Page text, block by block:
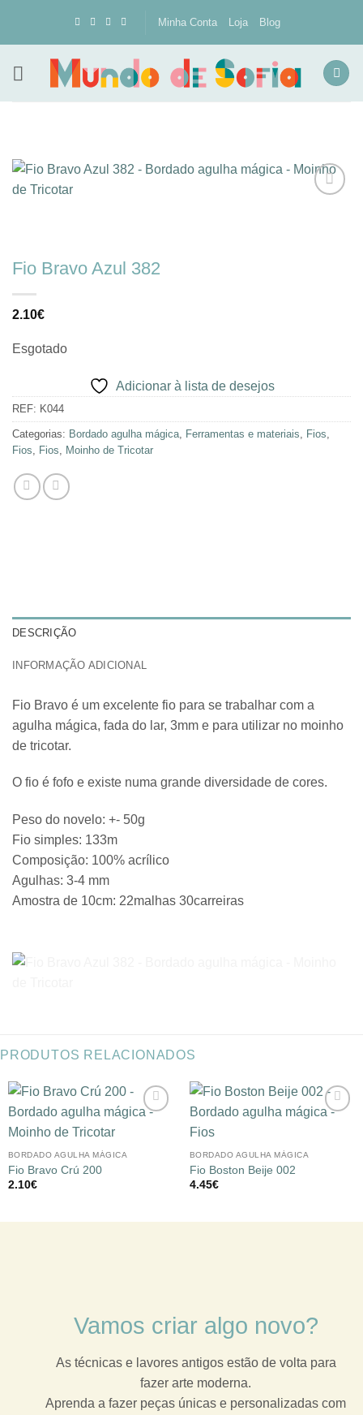
Minha Conta Loja Blog
Fio Bravo Azul 382
2.10€
Esgotado
Adicionar à lista de desejos
REF: K044
Categorias: Bordado agulha mágica Ferramentas e materiais Fios
Fios
Fios Moinho de Tricotar
DESCRIÇÃO
INFORMAÇÃO ADICIONAL
Fio Bravo é um excelente fio para se trabalhar com a
agulha mágica, fada do lar, 3mm e para utilizar no moinho
de tricotar.
O fio é fofo e existe numa grande diversidade de cores.
Peso do novelo: +- 50g
Fio simples: 133m
Composição: 100% acrílico
Agulhas: 3-4 mm
Amostra de 10cm: 22malhas 30carreiras
PRODUTOS RELACIONADOS
Adicionar
BORDADO AGULHA MÁGICA
Fio Bravo Crú 200
2.10€
Adicionar
BORDADO AGULHA MÁGICA
Fio Boston Beije 002
4.45€
Vamos criar algo novo?
As técnicas e lavores antigos estão de volta para
fazer arte moderna.
Aprenda a fazer peças únicas e personalizadas com